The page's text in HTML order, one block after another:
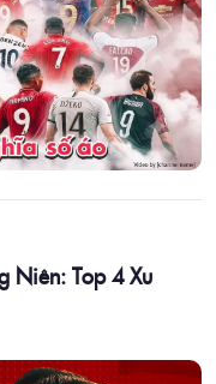
Niên: Top 4 Xu